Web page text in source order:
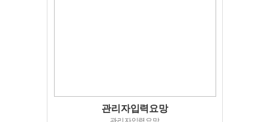
관리자입력요망